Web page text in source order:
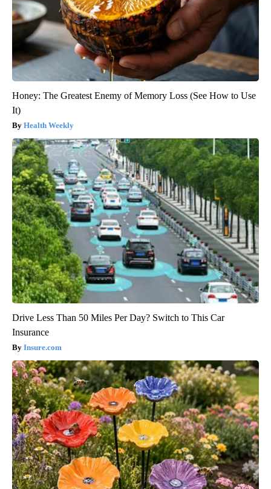
Honey: The Greatest Enemy of Memory Loss (See How to Use
It)
Health Weekly
Drive Less Than 50 Miles Per Day? Switch to This Car
Insurance
Insure.com